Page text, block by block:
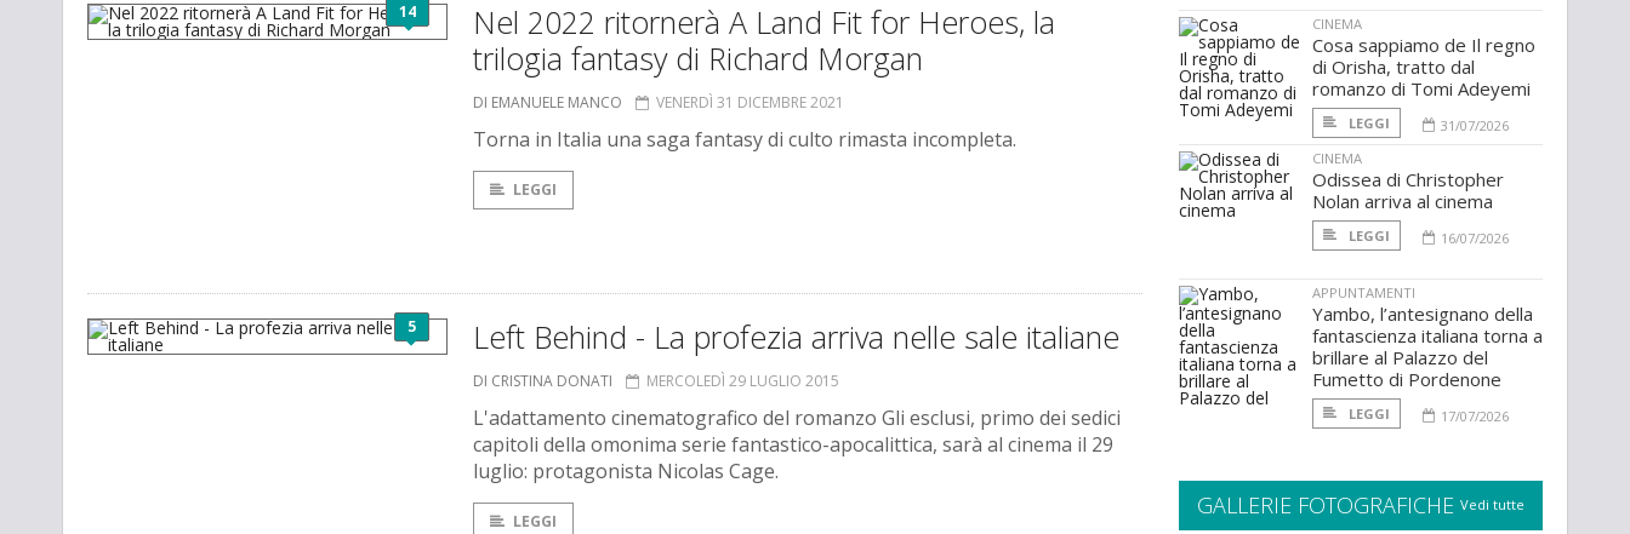
14
Nel 2022 ritornerà A Land Fit for Heroes, la
trilogia fantasy di Richard Morgan
DI EMANUELE MANCO VENERDÌ 31 DICEMBRE 2021
Torna in Italia una saga fantasy di culto rimasta incompleta.
LEGGI
5 Left Behind - La profezia arriva nelle sale italiane
DI CRISTINA DONATI MERCOLEDÌ 29 LUGLIO 2015
L'adattamento cinematografico del romanzo Gli esclusi, primo dei sedici
capitoli della omonima serie fantastico-apocalittica, sarà al cinema il 29
luglio: protagonista Nicolas Cage.
LEGGI
CINEMA
Cosa sappiamo de Il regno
di Orisha, tratto dal
romanzo di Tomi Adeyemi
LEGGI
31/07/2026
CINEMA
Odissea di Christopher
Nolan arriva al cinema
LEGGI 16/07/2026
APPUNTAMENTI
Yambo, l’antesignano della
fantascienza italiana torna a
brillare al Palazzo del
Fumetto di Pordenone
LEGGI 17/07/2026
GALLERIE FOTOGRAFICHE Vedi tutte